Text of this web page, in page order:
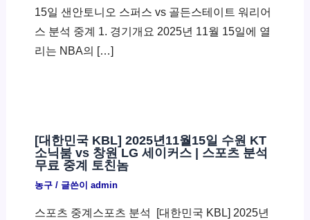
15일 샌안토니오 스퍼스 vs 골든스테이트 워리어
스 분석 중계 1. 경기개요 2025년 11월 15일에 열
리는 NBA의 […]
[대한민국 KBL] 2025년11월15일 수원 KT
소닉붐 vs 창원 LG 세이커스 | 스포츠 분석
무료 중계 토친놈
농구/ 글쓴이 admin
스포츠 중계스포츠 분석 ​ [대한민국 KBL] 2025년